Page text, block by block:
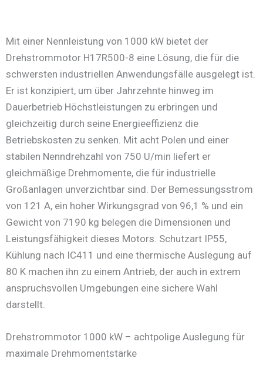
Mit einer Nennleistung von 1000 kW bietet der
Drehstrommotor H17R500-8 eine Lösung, die für die
schwersten industriellen Anwendungsfälle ausgelegt ist.
Er ist konzipiert, um über Jahrzehnte hinweg im
Dauerbetrieb Höchstleistungen zu erbringen und
gleichzeitig durch seine Energieeffizienz die
Betriebskosten zu senken. Mit acht Polen und einer
stabilen Nenndrehzahl von 750 U/min liefert er
gleichmäßige Drehmomente, die für industrielle
Großanlagen unverzichtbar sind. Der Bemessungsstrom
von 121 A, ein hoher Wirkungsgrad von 96,1 % und ein
Gewicht von 7190 kg belegen die Dimensionen und
Leistungsfähigkeit dieses Motors. Schutzart IP55,
Kühlung nach IC411 und eine thermische Auslegung auf
80 K machen ihn zu einem Antrieb, der auch in extrem
anspruchsvollen Umgebungen eine sichere Wahl
darstellt.
Drehstrommotor 1000 kW – achtpolige Auslegung für
maximale Drehmomentstärke